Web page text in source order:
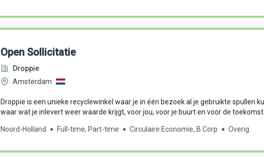
Open Sollicitatie
Droppie
Amsterdam
Droppie is een unieke recyclewinkel waar je in één bezoek al je gebruikte spullen
waar wat je inlevert weer waarde krijgt, voor jou, voor je buurt en voor de
Noord-Holland Full-time, Part-time Circulaire Economie, B Corp Overig